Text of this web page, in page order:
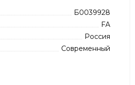
Б0039928
FA
Россия
Современный